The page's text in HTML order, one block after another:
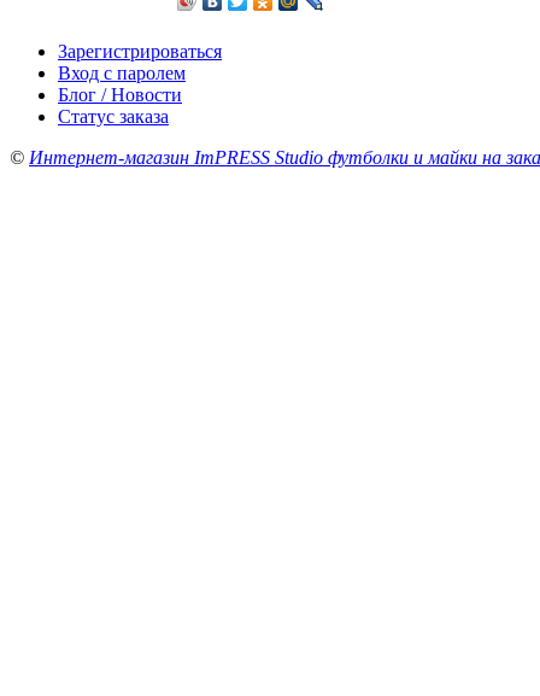
Зарегистрироваться
Вход с паролем
Блог / Новости
Статус заказа
© Интернет-магазин ImPRESS Studio футболки и майки на